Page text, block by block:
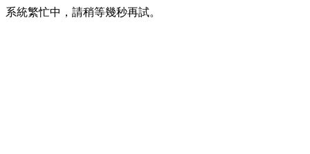
系統繁忙中，請稍等幾秒再試。